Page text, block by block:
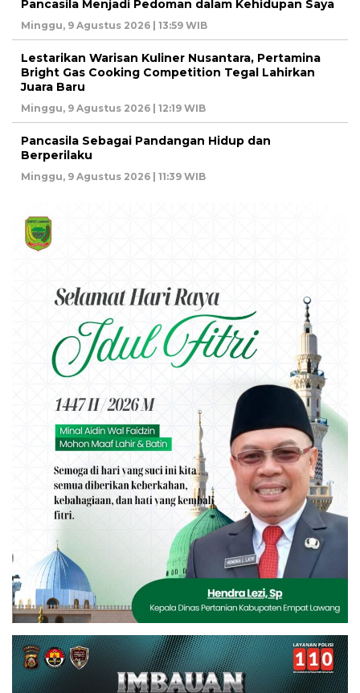
Pancasila Menjadi Pedoman dalam Kehidupan Saya
Minggu, 9 Agustus 2026 | 13:59 WIB
Lestarikan Warisan Kuliner Nusantara, Pertamina
Bright Gas Cooking Competition Tegal Lahirkan
Juara Baru
Minggu, 9 Agustus 2026 | 12:19 WIB
Pancasila Sebagai Pandangan Hidup dan
Berperilaku
Minggu, 9 Agustus 2026 | 11:39 WIB